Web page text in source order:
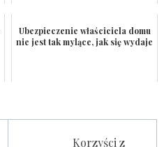
Ubezpieczenie właściciela domu
nie jest tak mylące, jak się wydaje
Korzyści z